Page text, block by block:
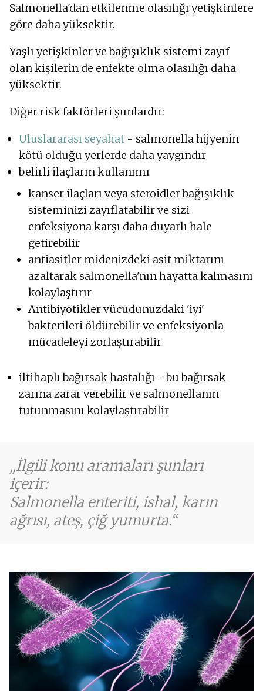
Salmonella'dan etkilenme olasılığı yetişkinlere
göre daha yüksektir.
Yaşlı yetişkinler ve bağışıklık sistemi zayıf
olan kişilerin de enfekte olma olasılığı daha
yüksektir.
Diğer risk faktörleri şunlardır:
Uluslararası seyahat - salmonella hijyenin
kötü olduğu yerlerde daha yaygındır
belirli ilaçların kullanımı
kanser ilaçları veya steroidler bağışıklık
sisteminizi zayıflatabilir ve sizi
enfeksiyona karşı daha duyarlı hale
getirebilir
antiasitler midenizdeki asit miktarını
azaltarak salmonella'nın hayatta kalmasını
kolaylaştırır
Antibiyotikler vücudunuzdaki 'iyi'
bakterileri öldürebilir ve enfeksiyonla
mücadeleyi zorlaştırabilir
iltihaplı bağırsak hastalığı - bu bağırsak
zarına zarar verebilir ve salmonellanın
tutunmasını kolaylaştırabilir
İlgili konu aramaları şunları
içerir:
Salmonella enteriti, ishal, karın
ağrısı, ateş, çiğ yumurta.